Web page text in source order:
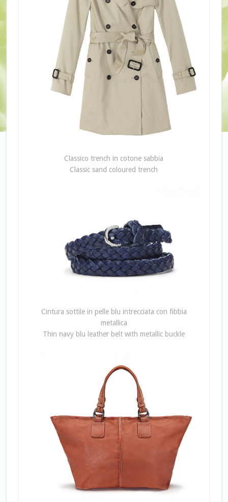
Classico trench in cotone sabbia
Classic sand coloured trench
Cintura sottile in pelle blu intrecciata con fibbia
metallica
Thin navy blu leather belt with metallic buckle